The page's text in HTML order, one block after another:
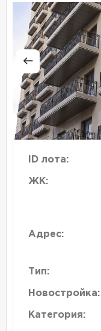
ID лота:
ЖК:
Адрес:
Тип:
Новостройка:
Категория: